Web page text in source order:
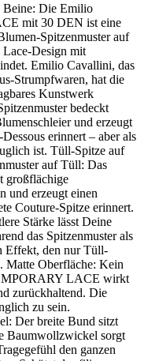
Beine: Die Emilio
mit 30 DEN ist eine
Spitzenmuster auf
Lace-Design mit
Emilio Cavallini, das
Strumpfwaren, hat die
Kunstwerk
bedeckt
und erzeugt
erinnert – aber als
ist. Tüll-Spitze auf
auf Tüll: Das
großflächige
und erzeugt einen
Couture-Spitze erinnert.
Stärke lässt Deine
das Spitzenmuster als
Effekt, den nur Tüll-
Matte Oberfläche: Kein
LACE wirkt
zurückhaltend. Die
zu sein.
Der breite Bund sitzt
Baumwollzwickel sorgt
den ganzen